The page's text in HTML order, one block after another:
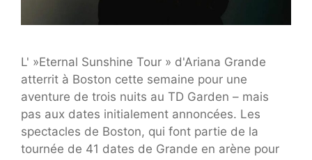
L' »Eternal Sunshine Tour » d'Ariana Grande
atterrit à Boston cette semaine pour une
aventure de trois nuits au TD Garden – mais
pas aux dates initialement annoncées. Les
spectacles de Boston, qui font partie de la
tournée de 41 dates de Grande en arène pour